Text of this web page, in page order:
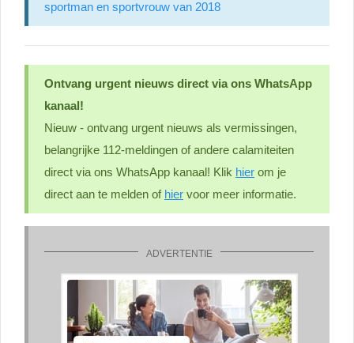
sportman en sportvrouw van 2018
Ontvang urgent nieuws direct via ons WhatsApp
kanaal!
Nieuw - ontvang urgent nieuws als vermissingen,
belangrijke 112-meldingen of andere calamiteiten
direct via ons WhatsApp kanaal! Klik hier om je
direct aan te melden of hier voor meer informatie.